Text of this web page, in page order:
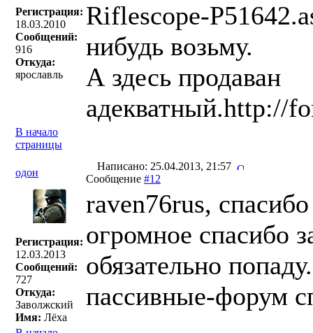
Регистрация:
18.03.2010
Сообщений:
916
Откуда:
ярославль
Riflescope-
нибудь возьму.
А здесь продаван
адекватный.http://
В начало
страницы
одон
Написано: 25.04.2013, 21:57
Сообщение #12
Регистрация:
12.03.2013
Сообщений:
727
Откуда:
Заволжский
Имя: Лёха
raven76rus,
огромное спасибо
обязательно
пассивные-форум